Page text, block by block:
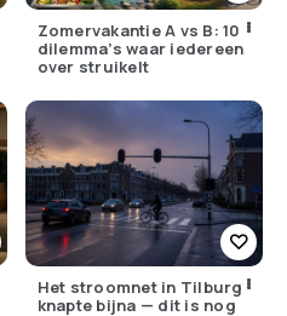
Zomervakantie A vs B: 10
dilemma’s waar iedereen
over struikelt
Het stroomnet in Tilburg
knapte bijna — dit is nog